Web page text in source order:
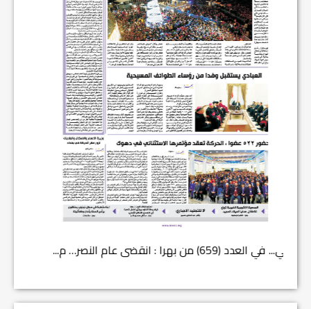
في العدد (659) من بهرا : انقضى عام النصر… م...